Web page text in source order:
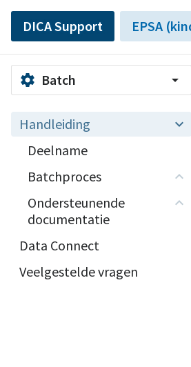
DICA Support EPSA
settings Batch arrow_drop_down
Handleiding
Deelname
Batchproces
Ondersteunende
documentatie
Data Connect
Veelgestelde vragen